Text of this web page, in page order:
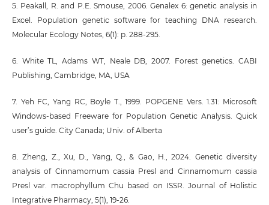
5. Peakall, R. and P.E. Smouse, 2006. Genalex 6: genetic analysis in
Excel. Population genetic software for teaching DNA research.
Molecular Ecology Notes, 6(1): p. 288-295.
6. White TL, Adams WT, Neale DB, 2007. Forest genetics. CABI
Publishing, Cambridge, MA, USA
7. Yeh FC, Yang RC, Boyle T., 1999. POPGENE Vers. 1.31: Microsoft
Windows-based Freeware for Population Genetic Analysis. Quick
user’s guide. City Canada; Univ. of Alberta
8. Zheng, Z., Xu, D., Yang, Q., & Gao, H., 2024. Genetic diversity
analysis of Cinnamomum cassia Presl and Cinnamomum cassia
Presl var. macrophyllum Chu based on ISSR. Journal of Holistic
Integrative Pharmacy, 5(1), 19-26.